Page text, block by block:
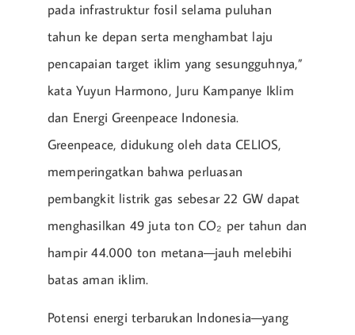
pada infrastruktur fosil selama puluhan
tahun ke depan serta menghambat laju
pencapaian target iklim yang sesungguhnya,”
kata Yuyun Harmono, Juru Kampanye Iklim
dan Energi Greenpeace Indonesia.
Greenpeace, didukung oleh data CELIOS,
memperingatkan bahwa perluasan
pembangkit listrik gas sebesar 22 GW dapat
menghasilkan 49 juta ton CO₂ per tahun dan
hampir 44.000 ton metana—jauh melebihi
batas aman iklim.
Potensi energi terbarukan Indonesia—yang